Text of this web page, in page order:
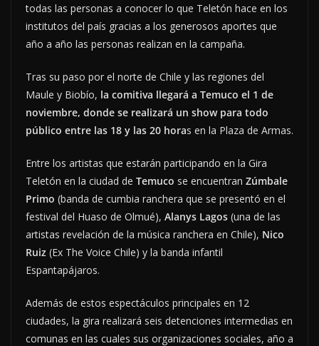
todas las personas a conocer lo que Teletón hace en los
institutos del país gracias a los generosos aportes que
año a año las personas realizan en la campaña.
Tras su paso por el norte de Chile y las regiones del
Maule y Biobío, la comitiva llegará a Temuco el 1 de
noviembre, donde se realizará un show para todo
público entre las 18 y las 20 horas en la Plaza de Armas.
Entre los artistas que estarán participando en la Gira
Teletón en la ciudad de Temuco se encuentran Zúmbale
Primo (banda de cumbia ranchera que se presentó en el
festival del Huaso de Olmué), Alanys Lagos (una de las
artistas revelación de la música ranchera en Chile), Nico
Ruiz (Ex The Voice Chile) y la banda infantil
Espantapájaros.
Además de estos espectáculos principales en 12
ciudades, la gira realizará seis detenciones intermedias en
comunas en las cuales sus organizaciones sociales, año a